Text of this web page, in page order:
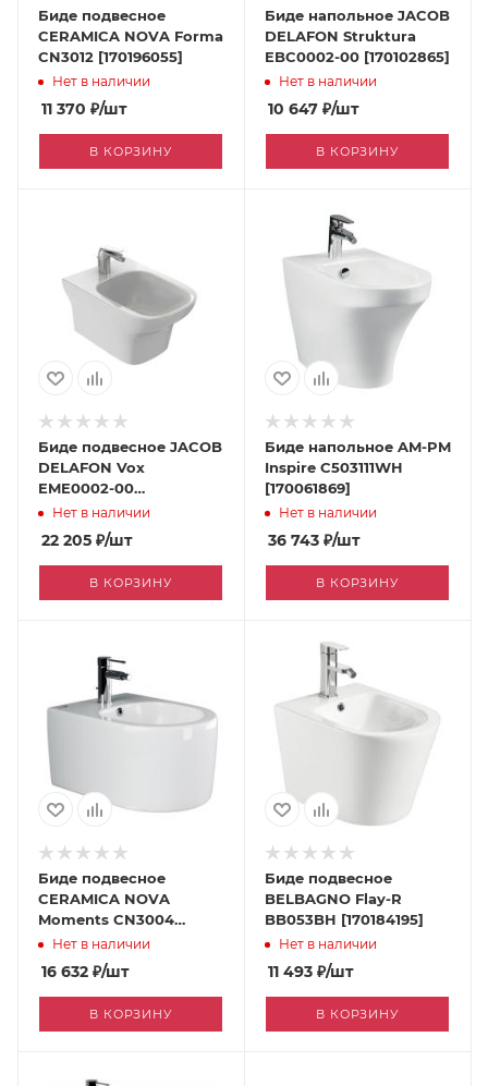
Биде подвесное
CERAMICA NOVA Forma
CN3012 [170196055]
Нет в наличии
11 370 ₽/шт
В КОРЗИНУ
Биде напольное JACOB
DELAFON Struktura
EBC0002-00 [170102865]
Нет в наличии
10 647 ₽/шт
В КОРЗИНУ
Биде подвесное JACOB
DELAFON Vox
EME0002-00
[030053605]
Нет в наличии
22 205 ₽/шт
В КОРЗИНУ
Биде напольное AM-PM
Inspire C503111WH
[170061869]
Нет в наличии
36 743 ₽/шт
В КОРЗИНУ
Биде подвесное
CERAMICA NOVA
Moments CN3004
[170186359]
Нет в наличии
16 632 ₽/шт
В КОРЗИНУ
Биде подвесное
BELBAGNO Flay-R
BB053BH [170184195]
Нет в наличии
11 493 ₽/шт
В КОРЗИНУ